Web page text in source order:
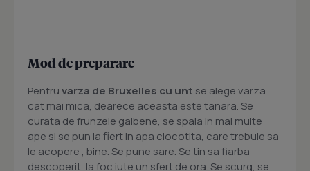
Mod de preparare
Pentruvarza de Bruxelles cu unt se alege varza
cat mai mica, dearece aceasta este tanara. Se
curata de frunzele galbene, se spala in mai multe
ape si se pun la fiert in apa clocotita, care trebuie sa
le acopere , bine. Se pune sare. Se tin sa fiarba
descoperit, la foc iute un sfert de ora. Se scurg, se